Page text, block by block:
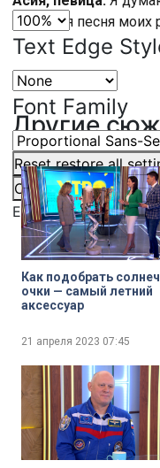
Text Edge
Font Family
Resetrestore all
Close Modal Dialog
End of dialog
любимая песня моих
Другие
Как подобрать
очки — самый летний
аксессуар
21 апреля 2023 07:45